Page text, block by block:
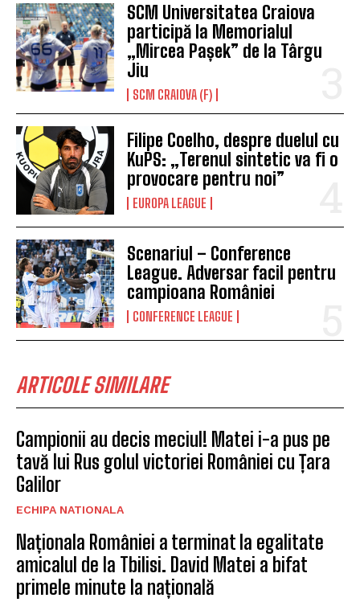
SCM Universitatea Craiova
participă la Memorialul
„Mircea Pașek” de la Târgu
Jiu
SCM CRAIOVA (F)
Filipe Coelho, despre duelul cu
KuPS: „Terenul sintetic va fi o
provocare pentru noi”
EUROPA LEAGUE
Scenariul – Conference
League. Adversar facil pentru
campioana României
CONFERENCE LEAGUE
ARTICOLE SIMILARE
Campionii au decis meciul! Matei i-a pus pe
tavă lui Rus golul victoriei României cu Țara
Galilor
ECHIPA NATIONALA
Naționala României a terminat la egalitate
amicalul de la Tbilisi. David Matei a bifat
primele minute la națională